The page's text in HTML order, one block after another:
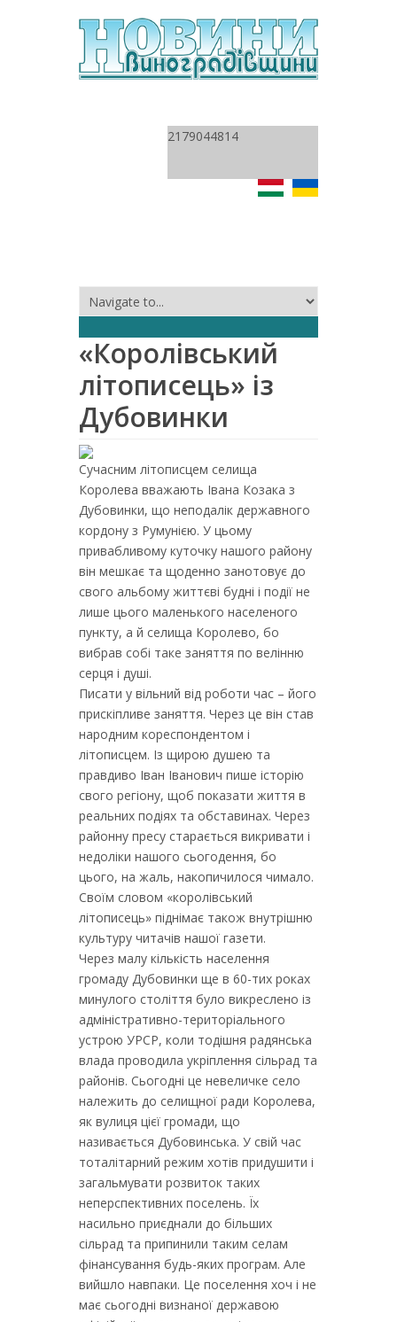
2179044814
«Королівський
літописець» із
Дубовинки
Сучасним літописцем селища
Королева вважають Івана Козака з
Дубовинки, що неподалік державного
кордону з Румунією. У цьому
привабливому куточку нашого району
він мешкає та щоденно занотовує до
свого альбому життєві будні і події не
лише цього маленького населеного
пункту, а й селища Королево, бо
вибрав собі таке заняття по велінню
серця і душі.
Писати у вільний від роботи час – його
прискіпливе заняття. Через це він став
народним кореспондентом і
літописцем. Із щирою душею та
правдиво Іван Іванович пише історію
свого регіону, щоб показати життя в
реальних подіях та обставинах. Через
районну пресу старається викривати і
недоліки нашого сьогодення, бо
цього, на жаль, накопичилося чимало.
Своїм словом «королівський
літописець» піднімає також внутрішню
культуру читачів нашої газети.
Через малу кількість населення
громаду Дубовинки ще в 60-тих роках
минулого століття було викреслено із
адміністративно-територіального
устрою УРСР, коли тодішня радянська
влада проводила укріплення сільрад та
районів. Сьогодні це невеличке село
належить до селищної ради Королева,
як вулиця цієї громади, що
називається Дубовинська. У свій час
тоталітарний режим хотів придушити і
загальмувати розвиток таких
неперспективних поселень. Їх
насильно приєднали до більших
сільрад та припинили таким селам
фінансування будь-яких програм. Але
вийшло навпаки. Це поселення хоч і не
має сьогодні визнаної державою